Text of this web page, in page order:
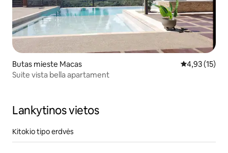
Butas mieste Macas Vidutinis
4,93 (15)
Suite vista bella apartament
Lankytinos vietos
Kitokio tipo erdvės